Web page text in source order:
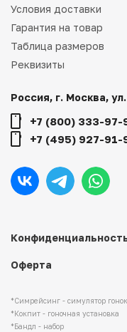
*Симрейсинг - симулятор гонок
*Кокпит - гоночная установка
*Бандл - набор
Оферта
Условия доставки
Гарантия на товар
Таблица размеров
Реквизиты
Россия, г. Москва,
+7 (800) 333-97-
+7 (495) 927-91-